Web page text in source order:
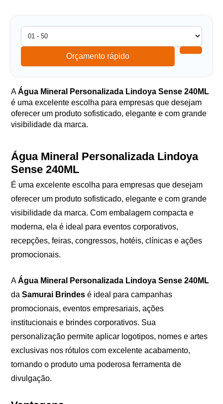
Orçamento rápido
AÁgua Mineral Personalizada Lindoya Sense 240ML
é uma excelente escolha para empresas que desejam
oferecer um produto sofisticado, elegante e com grande
visibilidade da marca.
Água Mineral Personalizada Lindoya
Sense 240ML
É uma excelente escolha para empresas que desejam
oferecer um produto sofisticado, elegante e com grande
visibilidade da marca. Com embalagem compacta e
moderna, ela é ideal para eventos corporativos,
recepções, feiras, congressos, hotéis, clínicas e ações
promocionais.
AÁgua Mineral Personalizada Lindoya Sense 240ML
daSamurai Brindes é ideal para campanhas
promocionais, eventos empresariais, ações
institucionais e brindes corporativos. Sua
personalização permite aplicar logotipos, nomes e artes
exclusivas nos rótulos com excelente acabamento,
tornando o produto uma poderosa ferramenta de
divulgação.